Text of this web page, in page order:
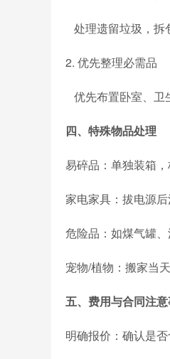
处理遗留垃圾，拆
2. 优先整理必需品
优先布置卧室、卫
四、特殊物品处理
易碎品：单独装箱
家电家具：拔电源
危险品：如煤气罐
宠物/植物：搬家当
五、费用与合同注
明确报价：确认是